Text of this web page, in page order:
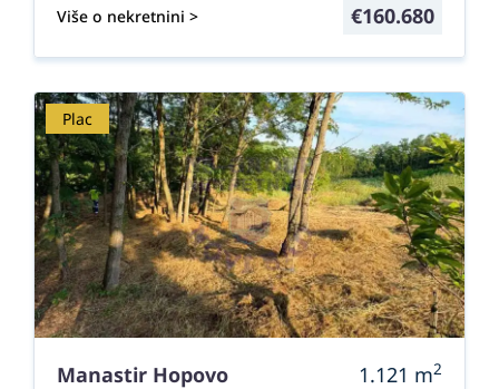
Više o nekretnini > €160.680
Plac
Manastir Hopovo 1.121 m2